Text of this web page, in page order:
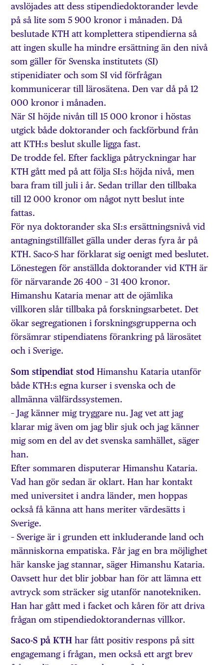
avslöjades att dess stipendiedoktorander levde
på så lite som 5 900 kronor i månaden. Då
beslutade KTH att komplettera stipendierna så
att ingen skulle ha mindre ersättning än den nivå
som gäller för Svenska institutets (SI)
stipenidiater och som SI vid förfrågan
kommunicerar till lärosätena. Den var då på 12
000 kronor i månaden.
När SI höjde nivån till 15 000 kronor i höstas
utgick både doktorander och fackförbund från
att KTH:s beslut skulle ligga fast.
De trodde fel. Efter fackliga påtryckningar har
KTH gått med på att följa SI:s höjda nivå, men
bara fram till juli i år. Sedan trillar den tillbaka
till 12 000 kronor om något nytt beslut inte
fattas.
För nya doktorander ska SI:s ersättningsnivå vid
antagningstillfället gälla under deras fyra år på
KTH. Saco-S har förklarat sig oenigt med beslutet.
Lönestegen för anställda doktorander vid KTH är
för närvarande 26 400 – 31 400 kronor.
Himanshu Kataria menar att de ojämlika
villkoren slår tillbaka på forskningsarbetet. Det
ökar segregationen i forskningsgrupperna och
försämrar stipendiatens förankring på lärosätet
och i Sverige.
Som stipendiat stod Himanshu Kataria utanför
både KTH:s egna kurser i svenska och de
allmänna välfärdssystemen.
– Jag känner mig tryggare nu. Jag vet att jag
klarar mig även om jag blir sjuk och jag känner
mig som en del av det svenska samhället, säger
han.
Efter sommaren disputerar Himanshu Kataria.
Vad han gör sedan är oklart. Han har kontakt
med universitet i andra länder, men hoppas
också få känna att hans meriter värdesätts i
Sverige.
– Sverige är i grunden ett inkluderande land och
människorna empatiska. Får jag en bra möjlighet
här kanske jag stannar, säger Himanshu Kataria.
Oavsett hur det blir jobbar han för att lämna ett
avtryck som sträcker sig utanför nanotekniken.
Han har gått med i facket och kåren för att driva
frågan om stipendiedoktorandernas villkor.
Saco-S på KTH har fått positiv respons på sitt
engagemang i frågan, men också ett argt brev